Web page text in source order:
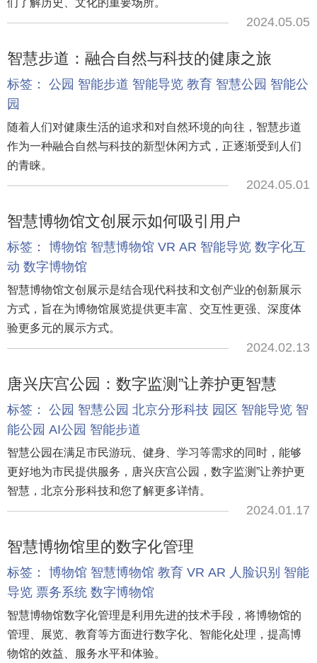
2024.05.05
智慧步道：融合自然与科技的健康之旅
标签： 公园 智能步道 智能导览 教育 智慧公园 智能公
园
随着人们对健康生活的追求和对自然环境的向往，智慧步道
作为一种融合自然与科技的新型休闲方式，正逐渐受到人们
的青睐。
2024.05.01
智慧博物馆文创展示如何吸引用户
标签： 博物馆 智慧博物馆 VR AR 智能导览 数字化互
动 数字博物馆
智慧博物馆文创展示是结合现代科技和文创产业的创新展示
方式，旨在为博物馆展览提供更丰富、交互性更强、深度体
验更多元的展示方式。
2024.02.13
唐兴庆宫公园：数字监测”让养护更智慧
标签： 公园 智慧公园 北京分形科技 园区 智能导览 智
能公园 AI公园 智能步道
智慧公园在满足市民游玩、健身、学习等需求的同时，能够
更好地为市民提供服务，唐兴庆宫公园，数字监测”让养护更
智慧，北京分形科技和您了解更多详情。
2024.01.17
智慧博物馆里的数字化管理
标签： 博物馆 智慧博物馆 教育 VR AR 人脸识别 智能
导览 票务系统 数字博物馆
智慧博物馆数字化管理是利用先进的技术手段，将博物馆的
管理、展览、教育等方面进行数字化、智能化处理，提高博
物馆的效益、服务水平和体验。